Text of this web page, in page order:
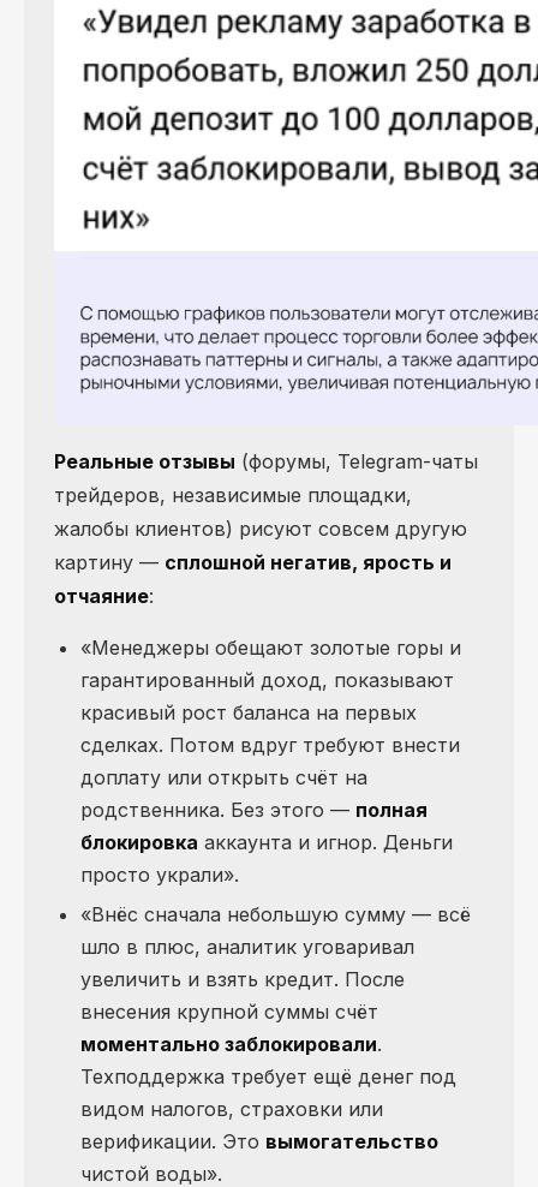
Реальные отзывы (форумы, Telegram-чаты
трейдеров, независимые площадки,
жалобы клиентов) рисуют совсем другую
картину — сплошной негатив, ярость и
отчаяние:
«Менеджеры обещают золотые горы и
гарантированный доход, показывают
красивый рост баланса на первых
сделках. Потом вдруг требуют внести
доплату или открыть счёт на
родственника. Без этого — полная
блокировка аккаунта и игнор. Деньги
просто украли».
«Внёс сначала небольшую сумму — всё
шло в плюс, аналитик уговаривал
увеличить и взять кредит. После
внесения крупной суммы счёт
моментально заблокировали.
Техподдержка требует ещё денег под
видом налогов, страховки или
верификации. Это вымогательство
чистой воды».